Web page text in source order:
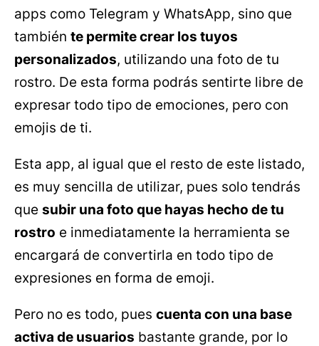
apps como Telegram y WhatsApp, sino que
también te permite crear los tuyos
personalizados, utilizando una foto de tu
rostro. De esta forma podrás sentirte libre de
expresar todo tipo de emociones, pero con
emojis de ti.
Esta app, al igual que el resto de este listado,
es muy sencilla de utilizar, pues solo tendrás
que subir una foto que hayas hecho de tu
rostro e inmediatamente la herramienta se
encargará de convertirla en todo tipo de
expresiones en forma de emoji.
Pero no es todo, pues cuenta con una base
activa de usuarios bastante grande, por lo